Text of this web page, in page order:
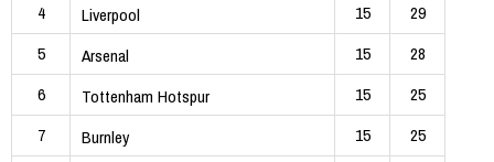
4
Liverpool 15
29
5
Arsenal 15
28
6
Tottenham Hotspur 15
25
7
Burnley 15
25